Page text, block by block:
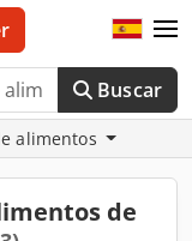
Buscar
alimentos
de